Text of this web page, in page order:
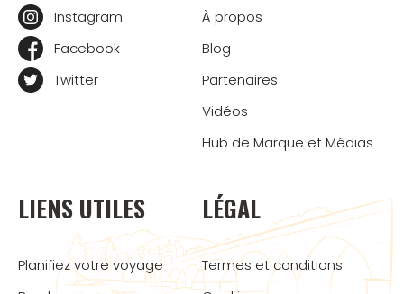
Instagram
Facebook
Twitter
À propos
Blog
Partenaires
Vidéos
Hub de Marque et Médias
LIENS UTILES
Planifiez votre voyage
LÉGAL
Termes et conditions